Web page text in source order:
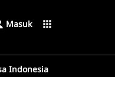
Masuk apps
Indonesia